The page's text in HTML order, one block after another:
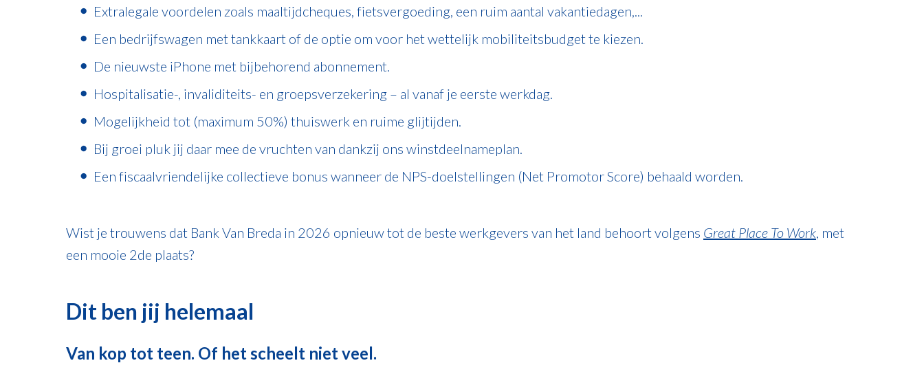
Extralegale voordelen zoals maaltijdcheques, fietsvergoeding, een ruim aantal vakantiedagen,...
Een bedrijfswagen met tankkaart of de optie om voor het wettelijk mobiliteitsbudget te kiezen.
De nieuwste iPhone met bijbehorend abonnement.
Hospitalisatie-, invaliditeits- en groepsverzekering – al vanaf je eerste werkdag.
Mogelijkheid tot (maximum 50%) thuiswerk en ruime glijtijden.
Bij groei pluk jij daar mee de vruchten van dankzij ons winstdeelnameplan.
Een fiscaalvriendelijke collectieve bonus wanneer de NPS-doelstellingen (Net Promotor Score) behaald worden.
Wist je trouwens dat Bank Van Breda in 2026 opnieuw tot de beste werkgevers van het land behoort volgens Great Place To Work , met
een mooie 2de plaats?
Dit ben jij helemaal
Van kop tot teen. Of het scheelt niet veel.